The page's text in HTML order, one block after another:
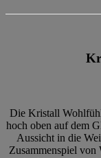
Die Kristall
hoch oben auf dem
Aussicht in die
Zusammenspiel von